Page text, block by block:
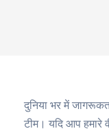
दुनिया भर में
टीम। यदि आप हमारे